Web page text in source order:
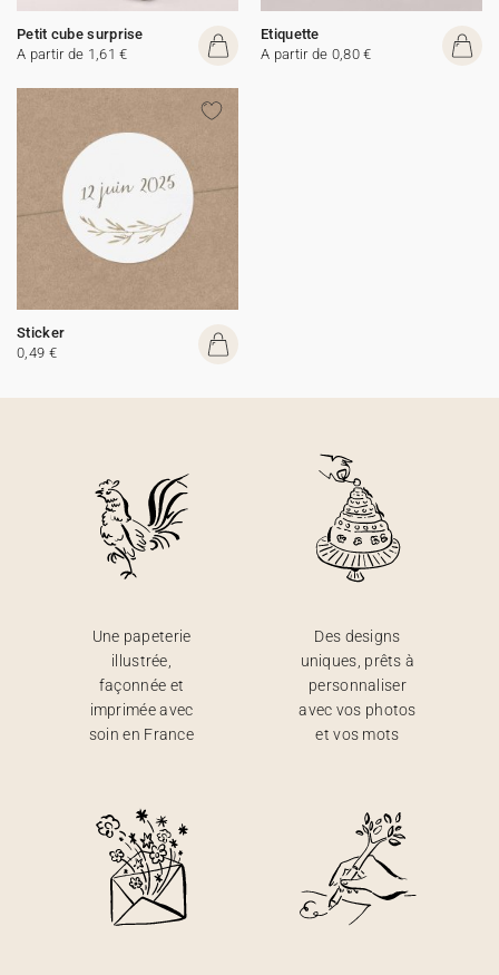
Petit cube surprise
A partir de 1,61 €
Etiquette
A partir de 0,80 €
Sticker
0,49 €
Une papeterie
illustrée,
façonnée et
imprimée avec
soin en France
Des designs
uniques, prêts à
personnaliser
avec vos photos
et vos mots